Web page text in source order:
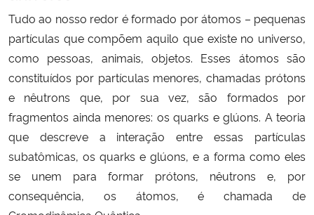
Tudo ao nosso redor é formado por átomos – pequenas
partículas que compõem aquilo que existe no universo,
como pessoas, animais, objetos. Esses átomos são
constituídos por partículas menores, chamadas prótons
e nêutrons que, por sua vez, são formados por
fragmentos ainda menores: os quarks e glúons. A teoria
que descreve a interação entre essas partículas
subatômicas, os quarks e glúons, e a forma como eles
se unem para formar prótons, nêutrons e, por
consequência, os átomos,é chamada de